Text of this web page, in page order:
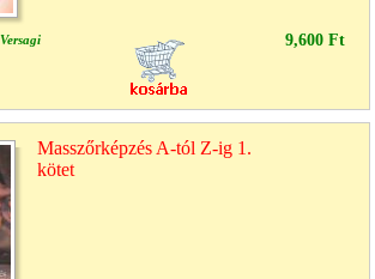
9,600 Ft
Masszőrképzés A-tól Z-ig 1.
kötet